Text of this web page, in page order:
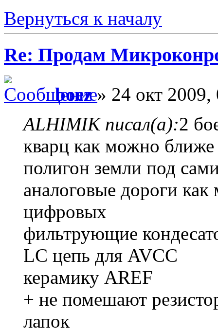
Вернуться к началу
Re: Продам
boez» 24 окт 2009,
ALHIMIK писал(а):2
кварц как можно ближе
полигон земли под
аналоговые дороги
цифровых
фильтрующие
LC цепь для AVCC
керамику AREF
+ не помешают
лапок